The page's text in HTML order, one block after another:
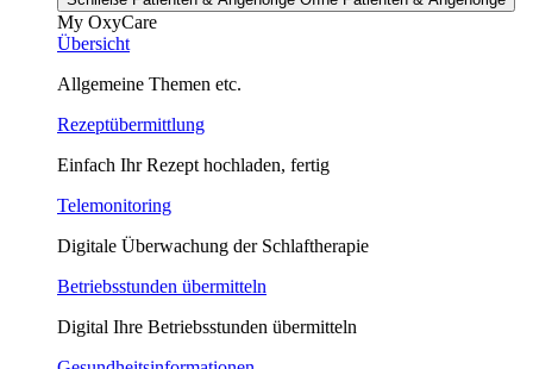
My OxyCare
Übersicht
Allgemeine Themen etc.
Rezeptübermittlung
Einfach Ihr Rezept hochladen, fertig
Telemonitoring
Digitale Überwachung der Schlaftherapie
Betriebsstunden übermitteln
Digital Ihre Betriebsstunden übermitteln